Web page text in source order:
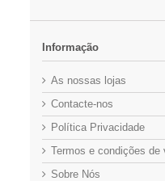
Informação
As nossas lojas
Contacte-nos
Política Privacidade
Termos e condições de
Sobre Nós